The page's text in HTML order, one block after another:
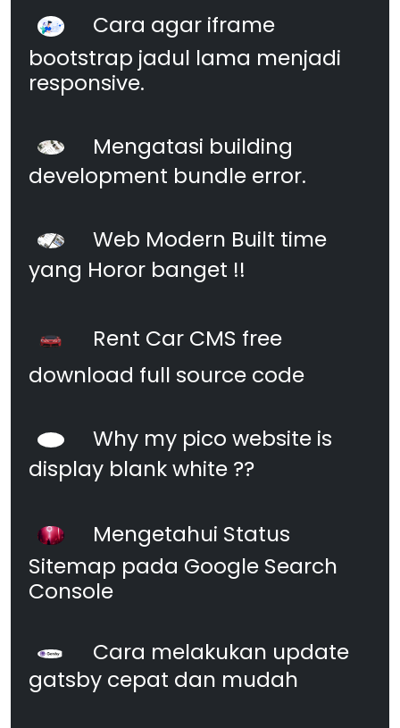
Cara agar iframe
bootstrap jadul lama menjadi
responsive.
Mengatasi building
development bundle error.
Web Modern Built time
yang Horor banget !!
Rent Car CMS free
download full source code
Why my pico website is
display blank white ??
Mengetahui Status
Sitemap pada Google Search
Console
Cara melakukan update
gatsby cepat dan mudah